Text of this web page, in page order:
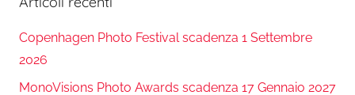
Copenhagen Photo Festival scadenza 1 Settembre
2026
MonoVisions Photo Awards scadenza 17 Gennaio 2027